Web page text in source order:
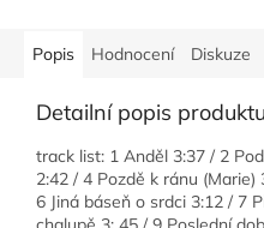
Popis Hodnocení Diskuze
Detailní popis produktu
track list: 1 Anděl 3:37 / 2
2:42 / 4 Pozdě k ránu
6 Jiná báseň o srdci 3:12 / 7